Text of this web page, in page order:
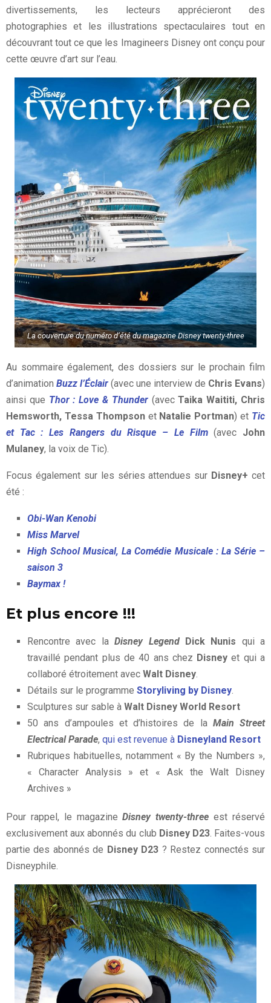
divertissements, les lecteurs apprécieront des
photographies et les illustrations spectaculaires tout en
découvrant tout ce que les Imagineers Disney ont conçu pour
cette œuvre d’art sur l’eau.
La couverture du numéro d’été du magazine Disney twenty-three
Au sommaire également, des dossiers sur le prochain film
d’animation Buzz l’Éclair (avec une interview de Chris Evans)
ainsi que Thor : Love & Thunder(avecTaika Waititi, Chris
Hemsworth, Tessa Thompsonet Natalie Portman) et Tic
et Tac : Les Rangers du Risque – Le Film (avec John
Mulaney, la voix de Tic).
Focus également sur les séries attendues sur Disney+ cet
été :
Obi-Wan Kenobi
Miss Marvel
High School Musical, La Comédie Musicale : La Série –
saison 3
Baymax !
Et plus encore !!!
Rencontre avec laDisney LegendDick Nunis qui a
travaillé pendant plus de 40 ans chez Disney et qui a
collaboré étroitement avec Walt Disney.
Détails sur le programme Storyliving by Disney.
Sculptures sur sable à Walt Disney World Resort
50 ans d’ampoules et d’histoires de la Main Street
Electrical Parade, qui est revenue à Disneyland Resort
Rubriques habituelles, notamment « By the Numbers »,
« Character Analysis » et « Ask the Walt Disney
Archives »
Pour rappel, le magazineDisney twenty-three est réservé
exclusivement aux abonnés du club Disney D23. Faites-vous
partie des abonnés de Disney D23 ? Restez connectés sur
Disneyphile.